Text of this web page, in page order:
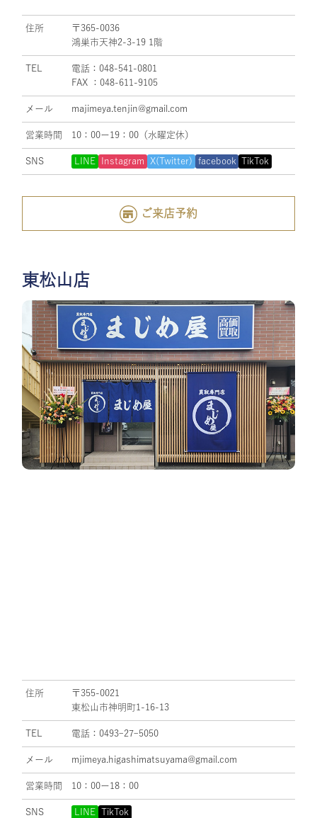
住所
〒365-0036
鴻巣市天神2-3-19 1階
TEL
電話：048-541-0801
FAX ：048-611-9105
メール majimeya.tenjin@gmail.com
営業時間 10：00ー19：00（水曜定休）
SNS LINE Instagram X(Twitter) facebook TikTok
ご来店予約
東松山店
住所
〒355-0021
東松山市神明町1-16-13
TEL 電話：0493ｰ27ｰ5050
メール mjimeya.higashimatsuyama@gmail.com
営業時間 10：00ー18：00
SNS LINE TikTok